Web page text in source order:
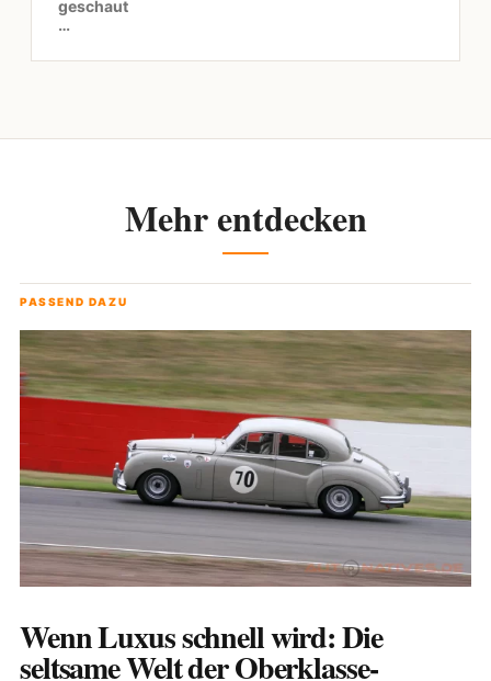
geschaut
…
Mehr entdecken
PASSEND DAZU
Wenn Luxus schnell wird: Die
seltsame Welt der Oberklasse-